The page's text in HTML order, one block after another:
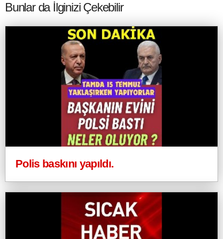
Bunlar da İlginizi Çekebilir
Polis baskını yapıldı.